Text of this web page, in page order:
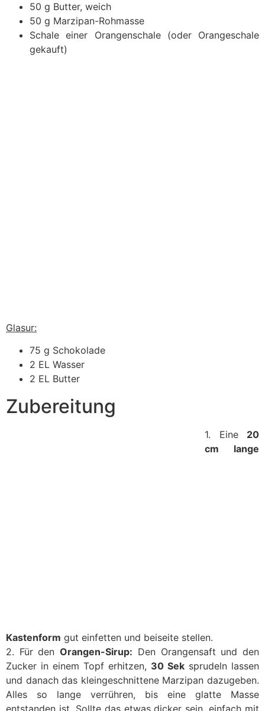
50 g Butter, weich
50 g Marzipan-Rohmasse
Schale einer Orangenschale (oder Orangeschale
gekauft)
Glasur:
75 g Schokolade
2 EL Wasser
2 EL Butter
Zubereitung
1. Eine 20
cm lange
Kastenform gut einfetten und beiseite stellen.
2. Für denOrangen-Sirup: Den Orangensaft und den
Zucker in einem Topf erhitzen, 30 Sek sprudeln lassen
und danach das kleingeschnittene Marzipan dazugeben.
Alles so lange verrühren, bis eine glatte Masse
entstanden ist. Sollte das etwas dicker sein, einfach mit